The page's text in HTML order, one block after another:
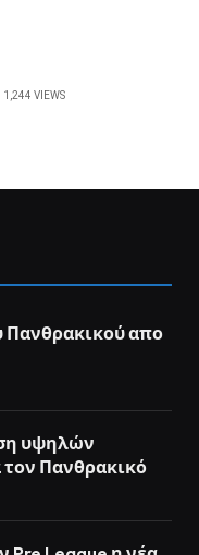
1,244 VIEWS
Πανθρακικού απο
υψηλών
Πανθρακικό